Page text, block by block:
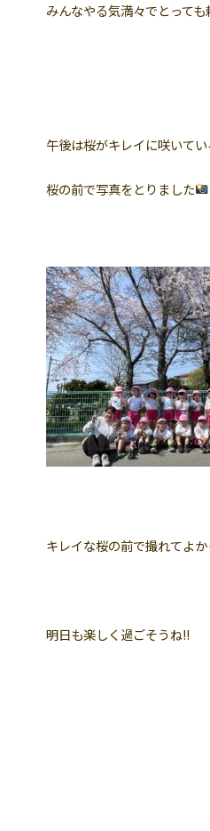
みんなやる気満々でとって
午後は桜がキレイに咲いて
桜の前で写真をとりました
キレイな桜の前で撮れてよ
明日も楽しく過ごそうね!!